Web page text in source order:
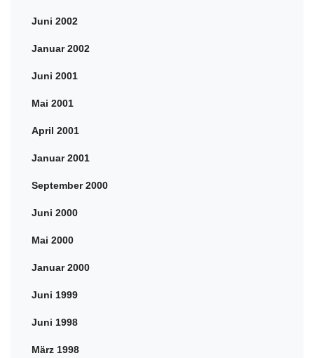
Juni 2002
Januar 2002
Juni 2001
Mai 2001
April 2001
Januar 2001
September 2000
Juni 2000
Mai 2000
Januar 2000
Juni 1999
Juni 1998
März 1998